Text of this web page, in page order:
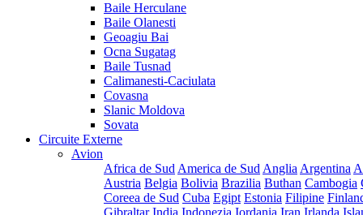
Baile Herculane
Baile Olanesti
Geoagiu Bai
Ocna Sugatag
Baile Tusnad
Calimanesti-Caciulata
Covasna
Slanic Moldova
Sovata
Circuite Externe
Avion
Africa de Sud America de Sud Anglia Argentina
Austria Belgia Bolivia Brazilia Buthan Cambogia
Coreea de Sud Cuba Egipt Estonia Filipine
Gibraltar India Indonezia Iordania Iran Irlanda